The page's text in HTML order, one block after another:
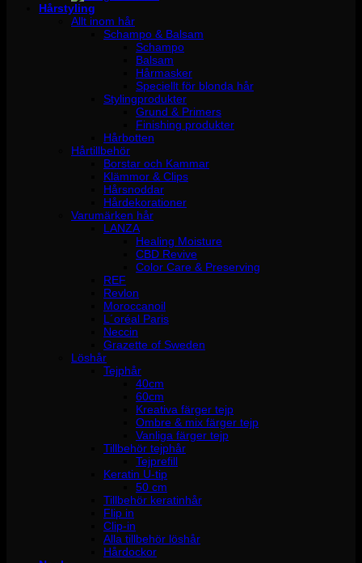
Hårstyling
Allt inom hår
Schampo & Balsam
Schampo
Balsam
Hårmasker
Speciellt för blonda hår
Stylingprodukter
Grund & Primers
Finishing produkter
Hårbotten
Hårtillbehör
Borstar och Kammar
Klämmor & Clips
Hårsnoddar
Hårdekorationer
Varumärken hår
LANZA
Healing Moisture
CBD Revive
Color Care & Preserving
REF
Revlon
Moroccanoil
L´oréal Paris
Neccin
Grazette of Sweden
Löshår
Tejphår
40cm
60cm
Kreativa färger tejp
Ombre & mix färger tejp
Vanliga färger tejp
Tillbehör tejphår
Tejprefill
Keratin U-tip
50 cm
Tillbehör keratinhår
Flip in
Clip-in
Alla tillbehör löshår
Hårdockor